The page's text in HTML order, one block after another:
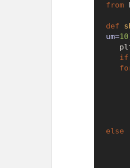
from
def
um=10
if
else